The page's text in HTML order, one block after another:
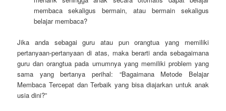
membaca sekaligus bermain, atau bermain sekaligus
belajar membaca?
Jika anda sebagai guru atau pun orangtua yang memiliki
pertanyaan-pertanyaan di atas, maka berarti anda sebagaimana
guru dan orangtua pada umumnya yang memiliki problem yang
sama yang bertanya perihal: “Bagaimana Metode Belajar
Membaca Tercepat dan Terbaik yang bisa diajarkan untuk anak
usia dini?”